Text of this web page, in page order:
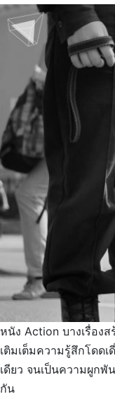
หนัง Action บางเรื่อง
เติมเต็มความรู้สึกโดดเ
เดียว จนเป็นความผูก
กัน